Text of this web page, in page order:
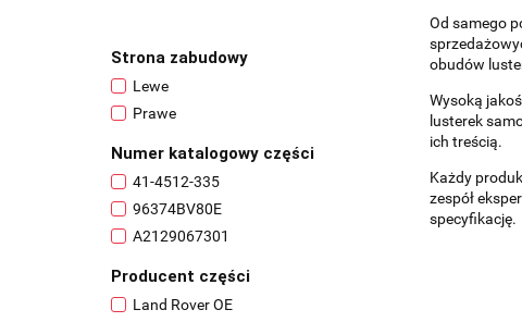
Strona zabudowy
Lewe
Prawe
Numer katalogowy części
41-4512-335
96374BV80E
A2129067301
Producent części
Land Rover OE
Od samego
obudów
Wysoką
lusterek
ich treścią.
Każdy
zespół
specyfikację.